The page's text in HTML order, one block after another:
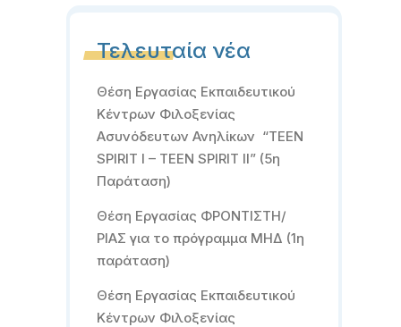
Τελευταία νέα
Θέση Εργασίας Εκπαιδευτικού
Κέντρων Φιλοξενίας
Ασυνόδευτων Ανηλίκων “TEEN
SPIRIT I – TEEN SPIRIT II” (5η
Παράταση)
Θέση Εργασίας ΦΡΟΝΤΙΣΤΗ/
ΡΙΑΣ για το πρόγραμμα ΜΗΔ (1η
παράταση)
Θέση Εργασίας Εκπαιδευτικού
Κέντρων Φιλοξενίας